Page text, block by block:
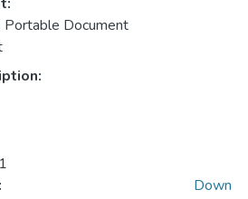
Document
Down